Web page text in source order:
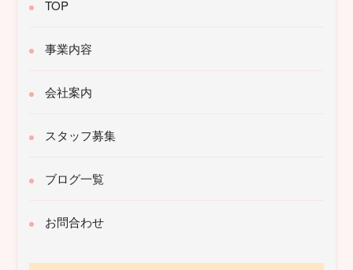
TOP
事業内容
会社案内
スタッフ募集
ブログ一覧
お問合わせ